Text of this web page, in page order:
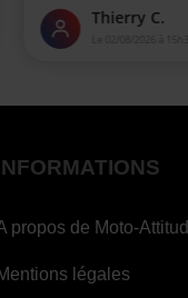
propos de Moto-
légales